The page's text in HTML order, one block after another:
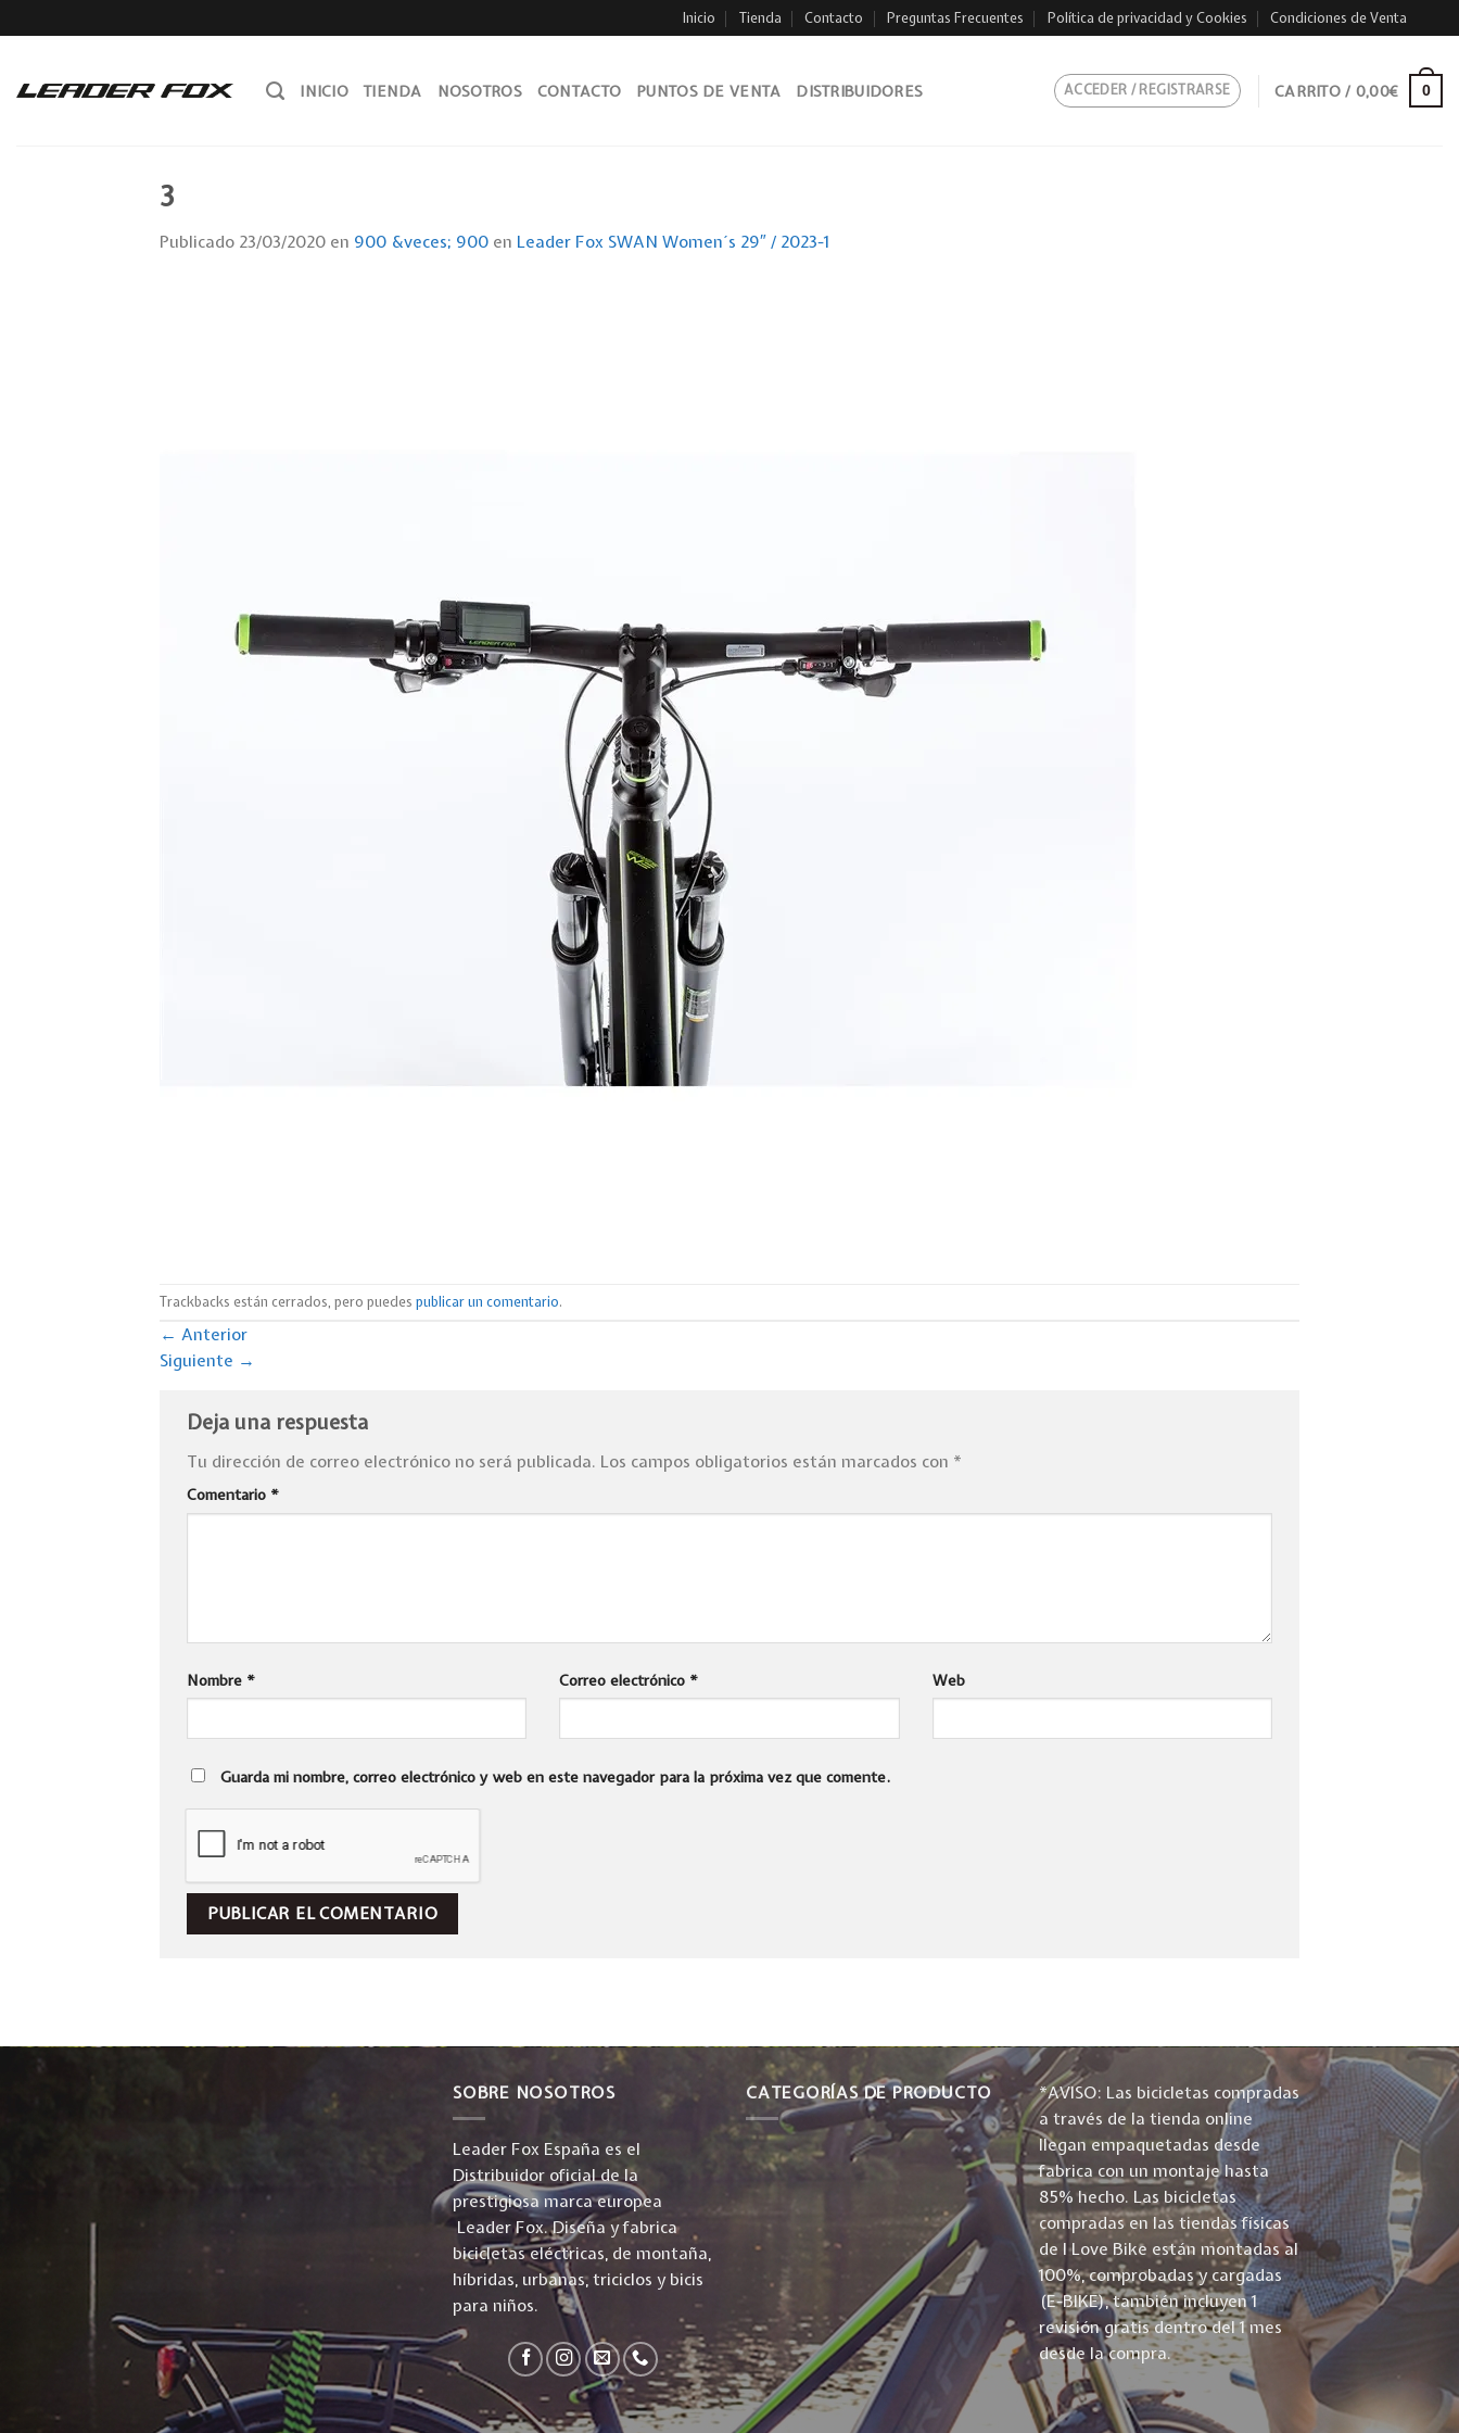
to
Inicio Tienda Contacto Preguntas Frecuentes Política de privacidad y Cookies Condiciones de Venta
INICIO TIENDA NOSOTROS CONTACTO PUNTOS DE VENTA DISTRIBUIDORES ACCEDER / REGISTRARSE CARRITO / 0,00€ 0
3
Publicado 23/03/2020 en 900 &veces; 900 en Leader Fox SWAN Women´s 29″ / 2023-1
Trackbacks están cerrados, pero puedes publicar un comentario.
← Anterior
Siguiente →
Deja una respuesta
Tu dirección de correo electrónico no será publicada. Los campos obligatorios están marcados con *
Comentario *
Nombre * Correo electrónico * Web
Guarda mi nombre, correo electrónico y web en este navegador para la próxima vez que comente.
SOBRE NOSOTROS
Leader Fox España es el
Distribuidor oficial de la
prestigiosa marca europea
Leader Fox. Diseña y fabrica
bicicletas eléctricas, de montaña,
híbridas, urbanas, triciclos y bicis
para niños.
CATEGORÍAS DE PRODUCTO
*AVISO: Las bicicletas compradas
a través de la tienda online
llegan empaquetadas desde
fabrica con un montaje hasta
85% hecho. Las bicicletas
compradas en las tiendas físicas
de I Love Bike están montadas al
100%, comprobadas y cargadas
(E-BIKE), también incluyen 1
revisión gratis dentro del 1 mes
desde la compra.